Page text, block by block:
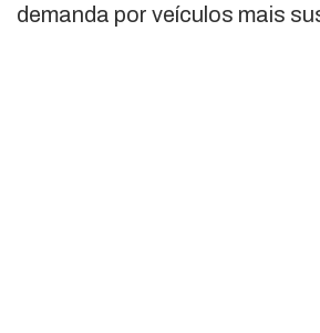
demanda por veículos mais